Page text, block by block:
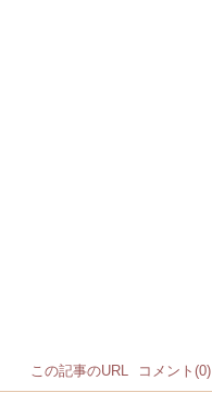
この記事のURL コメント(0)